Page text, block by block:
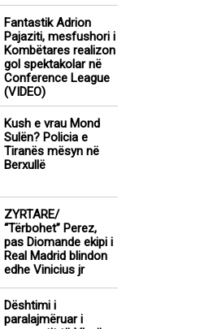
Fantastik Adrion
Pajaziti, mesfushori i
Kombëtares realizon
gol spektakolar në
Conference League
(VIDEO)
Kush e vrau Mond
Sulën? Policia e
Tiranës mësyn në
Berxullë
ZYRTARE/
“Tërbohet” Perez,
pas Diomande ekipi i
Real Madrid blindon
edhe Vinicius jr
Dështimi i
paralajmëruar i